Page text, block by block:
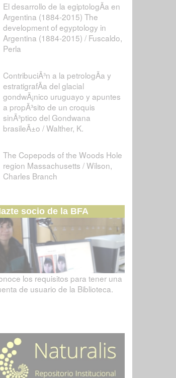
El desarrollo de la egiptologÃ­a en
Argentina (1884-2015) The
development of egyptology in
Argentina (1884-2015) / Fuscaldo,
Perla
ContribuciÃ³n a la petrologÃ­a y
estratigrafÃ­a del glacial
gondwÃ¡nico uruguayo y apuntes
a propÃ³sito de un croquis
sinÃ³ptico del Gondwana
brasileÃ±o / Walther, K.
The Copepods of the Woods Hole
region Massachusetts / Wilson,
Charles Branch
socio de la BFA
los requisitos para tener una
de usuario de la Biblioteca.